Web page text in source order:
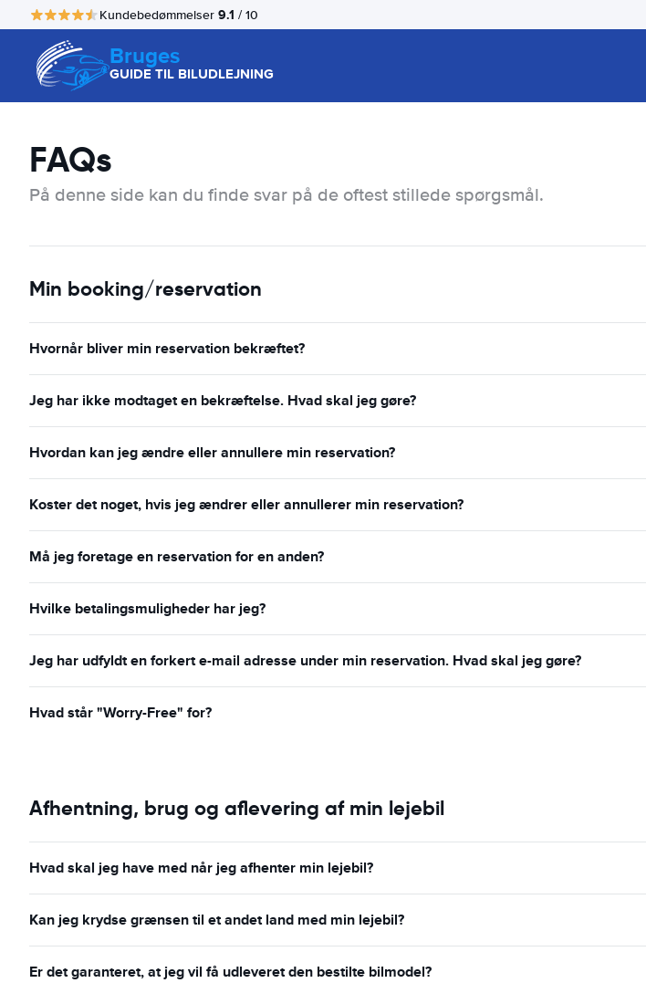
Kundebedømmelser 9.1 / 10
Bruges
GUIDE TIL BILUDLEJNING
FAQs
På denne side kan du finde svar på de oftest stillede spørgsmål.
Min booking/reservation
Hvornår bliver min reservation bekræftet?
Jeg har ikke modtaget en bekræftelse. Hvad skal jeg gøre?
Hvordan kan jeg ændre eller annullere min reservation?
Koster det noget, hvis jeg ændrer eller annullerer min reservation?
Må jeg foretage en reservation for en anden?
Hvilke betalingsmuligheder har jeg?
Jeg har udfyldt en forkert e-mail adresse under min reservation. Hvad skal jeg gøre?
Hvad står "Worry-Free" for?
Afhentning, brug og aflevering af min lejebil
Hvad skal jeg have med når jeg afhenter min lejebil?
Kan jeg krydse grænsen til et andet land med min lejebil?
Er det garanteret, at jeg vil få udleveret den bestilte bilmodel?